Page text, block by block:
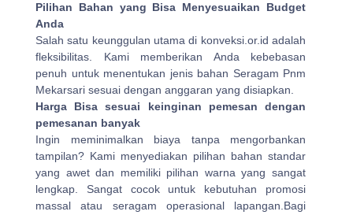
Pilihan Bahan yang Bisa Menyesuaikan Budget
Anda
Salah satu keunggulan utama di konveksi.or.id adalah
fleksibilitas. Kami memberikan Anda kebebasan
penuh untuk menentukan jenis bahan Seragam Pnm
Mekarsari sesuai dengan anggaran yang disiapkan.
Harga Bisa sesuai keinginan pemesan dengan
pemesanan banyak
Ingin meminimalkan biaya tanpa mengorbankan
tampilan? Kami menyediakan pilihan bahan standar
yang awet dan memiliki pilihan warna yang sangat
lengkap. Sangat cocok untuk kebutuhan promosi
massal atau seragam operasional lapangan.Bagi